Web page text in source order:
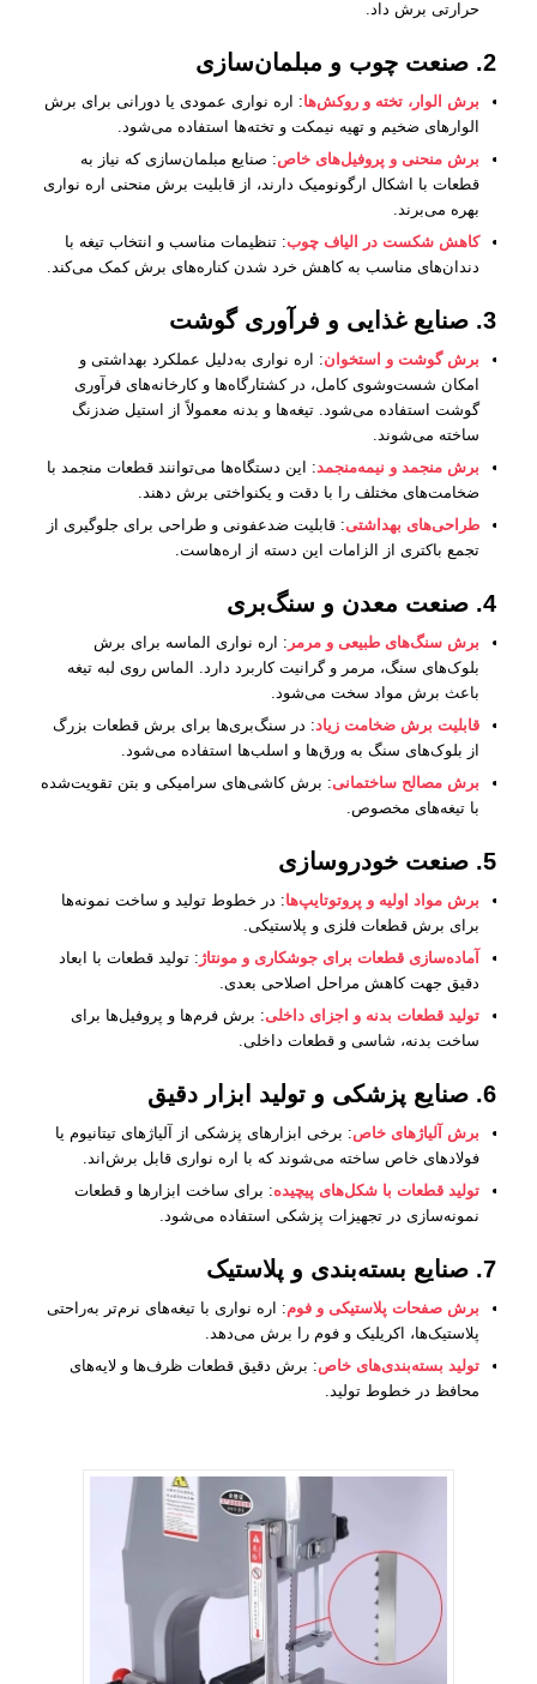
حرارتی برش داد.
2. صنعت چوب و مبلمان‌سازی
برش الوار، تخته و روکش‌ها: اره نواری عمودی یا دورانی برای برش
الوارهای ضخیم و تهیه نیمکت و تخته‌ها استفاده می‌شود.
برش منحنی و پروفیل‌های خاص: صنایع مبلمان‌سازی که نیاز به
قطعات با اشکال ارگونومیک دارند، از قابلیت برش منحنی اره نواری
بهره می‌برند.
کاهش شکست در الیاف چوب: تنظیمات مناسب و انتخاب تیغه با
دندان‌های مناسب به کاهش خرد شدن کناره‌های برش کمک می‌کند.
3. صنایع غذایی و فرآوری گوشت
برش گوشت و استخوان: اره نواری به‌دلیل عملکرد بهداشتی و
امکان شست‌وشوی کامل، در کشتارگاه‌ها و کارخانه‌های فرآوری
گوشت استفاده می‌شود. تیغه‌ها و بدنه معمولاً از استیل ضدزنگ
ساخته می‌شوند.
برش منجمد و نیمه‌منجمد: این دستگاه‌ها می‌توانند قطعات منجمد با
ضخامت‌های مختلف را با دقت و یکنواختی برش دهند.
طراحی‌های بهداشتی: قابلیت ضدعفونی و طراحی برای جلوگیری از
تجمع باکتری از الزامات این دسته از اره‌هاست.
4. صنعت معدن و سنگ‌بری
برش سنگ‌های طبیعی و مرمر : اره نواری الماسه برای برش
بلوک‌های سنگ، مرمر و گرانیت کاربرد دارد. الماس روی لبه تیغه
باعث برش مواد سخت می‌شود.
قابلیت برش ضخامت زیاد: در سنگ‌بری‌ها برای برش قطعات بزرگ
از بلوک‌های سنگ به ورق‌ها و اسلب‌ها استفاده می‌شود.
برش مصالح ساختمانی: برش کاشی‌های سرامیکی و بتن تقویت‌شده
با تیغه‌های مخصوص.
5. صنعت خودروسازی
برش مواد اولیه و پروتوتایپ‌ها: در خطوط تولید و ساخت نمونه‌ها
برای برش قطعات فلزی و پلاستیکی.
آماده‌سازی قطعات برای جوشکاری و مونتاژ : تولید قطعات با ابعاد
دقیق جهت کاهش مراحل اصلاحی بعدی.
تولید قطعات بدنه و اجزای داخلی: برش فرم‌ها و پروفیل‌ها برای
ساخت بدنه، شاسی و قطعات داخلی.
6. صنایع پزشکی و تولید ابزار دقیق
برش آلیاژهای خاص: برخی ابزارهای پزشکی از آلیاژهای تیتانیوم یا
فولادهای خاص ساخته می‌شوند که با اره نواری قابل برش‌اند.
تولید قطعات با شکل‌های پیچیده: برای ساخت ابزارها و قطعات
نمونه‌سازی در تجهیزات پزشکی استفاده می‌شود.
7. صنایع بسته‌بندی و پلاستیک
برش صفحات پلاستیکی و فوم: اره نواری با تیغه‌های نرم‌تر به‌راحتی
پلاستیک‌ها، اکریلیک و فوم را برش می‌دهد.
تولید بسته‌بندی‌های خاص: برش دقیق قطعات ظرف‌ها و لایه‌های
محافظ در خطوط تولید.